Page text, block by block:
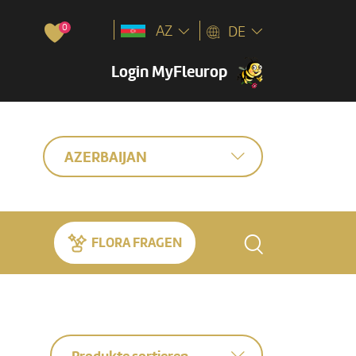
0
Login MyFleurop
AZ DE
AZERBAIJAN
FLORA FRAGEN